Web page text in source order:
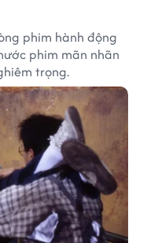
phim hành động
phim mãn nhãn
trọng.